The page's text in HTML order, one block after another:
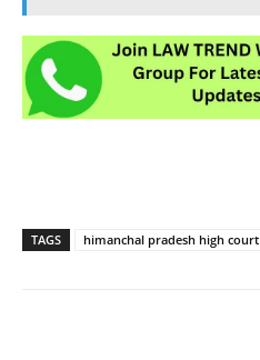
TAGS himanchal pradesh high court